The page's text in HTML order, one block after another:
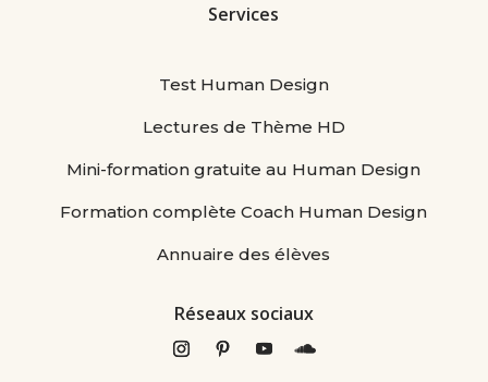
Services
Test Human Design
Lectures de Thème HD
Mini-formation gratuite au Human Design
Formation complète Coach Human Design
Annuaire des élèves
Réseaux sociaux